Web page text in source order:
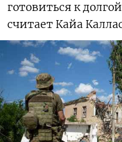
готовиться к
считает Кайа